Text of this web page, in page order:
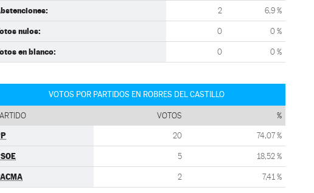
2 6,9 %
nulos: 0 0 %
en blanco: 0 0 %
VOTOS POR PARTIDOS EN ROBRES DEL CASTILLO
VOTOS %
20 74,07 %
5 18,52 %
2 7,41 %